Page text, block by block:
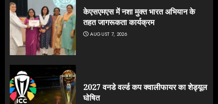
केएसएमएस में नशा मुक्त भारत अभियान के
तहत जागरूकता कार्यक्रम
AUGUST 7, 2026
2027 वनडे वर्ल्ड कप क्वालीफायर का शेड्यूल
घोषित